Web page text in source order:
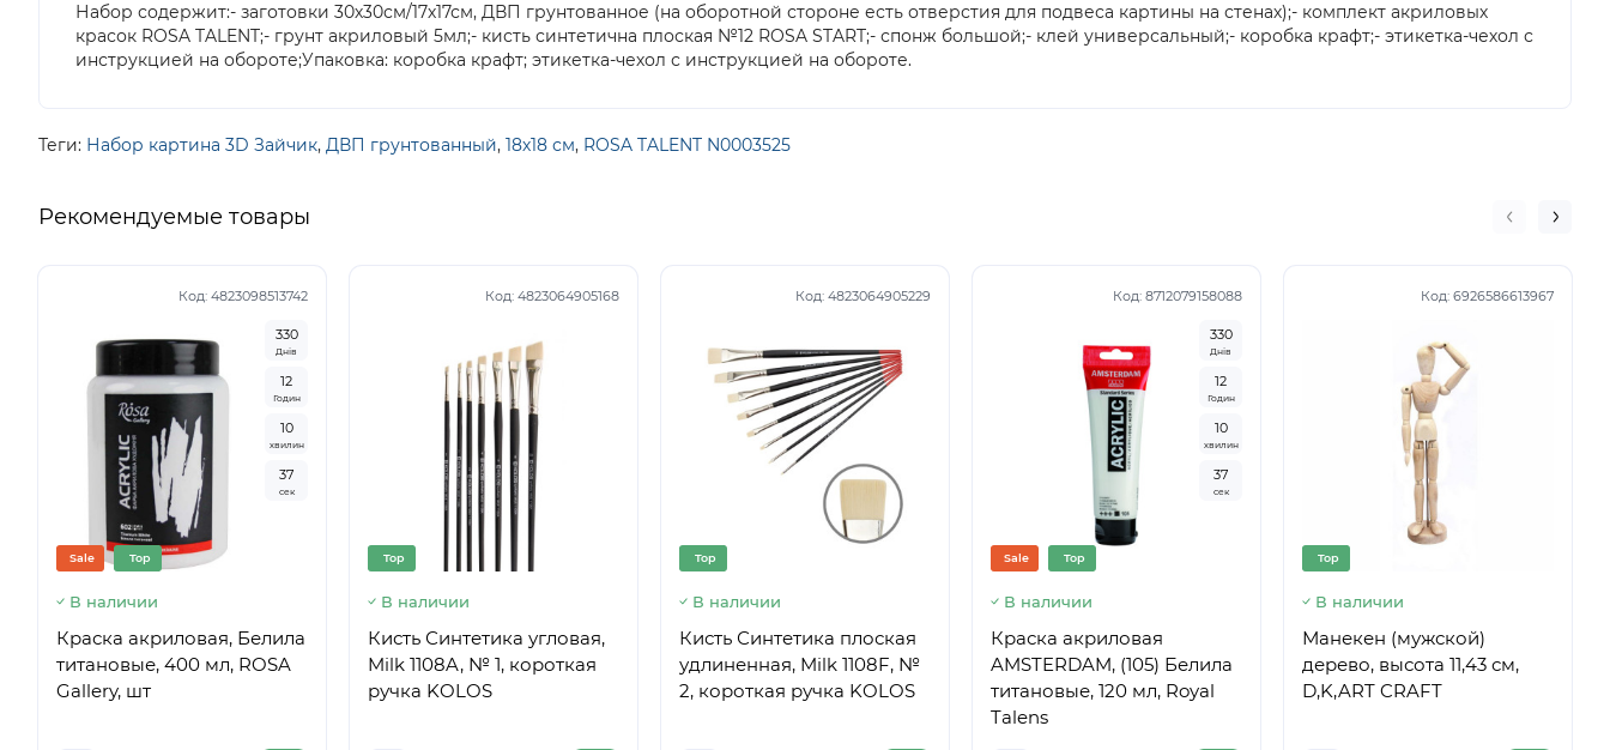
Набор содержит:- заготовки 30х30см/17х17см, ДВП грунтованное (на оборотной стороне есть отверстия для подвеса картины на стенах);- комплект акриловых
красок ROSA TALENT;- грунт акриловый 5мл;- кисть синтетична плоская №12 ROSA START;- спонж большой;- клей универсальный;- коробка крафт;- этикетка-чехол с
инструкцией на обороте;Упаковка: коробка крафт; этикетка-чехол с инструкцией на обороте.
Теги: Набор картина 3D Зайчик, ДВП грунтованный, 18х18 см, ROSA TALENT N0003525
Рекомендуемые товары
Код: 4823098513742
Sale Top
330
Днів
12
Годин
10
хвилин
36
сек
В наличии
Краска акриловая, Белила
титановые, 400 мл, ROSA
Gallery, шт
Код: 4823064905168
Top
В наличии
Кисть Синтетика угловая,
Milk 1108A, № 1, короткая
ручка KOLOS
Код: 4823064905229
Top
В наличии
Кисть Синтетика плоская
удлиненная, Milk 1108F, №
2, короткая ручка KOLOS
Код: 8712079158088
Sale Top
330
Днів
12
Годин
10
хвилин
36
сек
В наличии
Краска акриловая
AMSTERDAM, (105) Белила
титановые, 120 мл, Royal
Talens
Код: 6926586613967
Top
В наличии
Манекен (мужской)
дерево, высота 11,43 см,
D,K,ART CRAFT